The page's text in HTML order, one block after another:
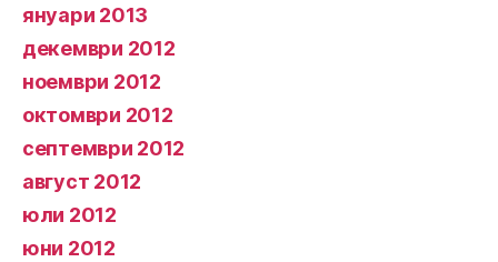
януари 2013
декември 2012
ноември 2012
октомври 2012
септември 2012
август 2012
юли 2012
юни 2012